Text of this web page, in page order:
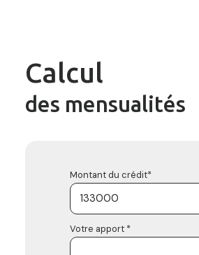
Calcul
des mensualités
Montant du crédit*
Votre apport *